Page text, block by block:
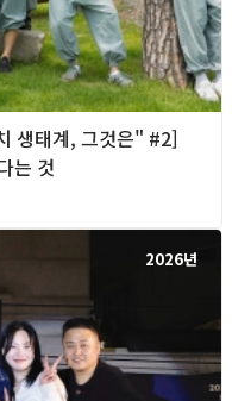
생태계, 그것은" #2]
는 것
2026년